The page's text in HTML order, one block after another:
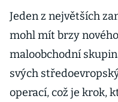
Jeden z největších
mohl mít brzy
maloobchodní
svých
operací, což je krok,